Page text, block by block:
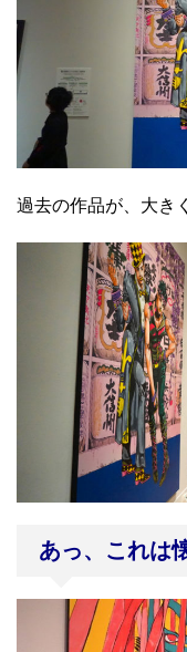
過去の作品が、大き
あっ、これは